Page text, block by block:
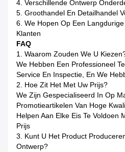
4. Verschillende Ontwerp
5. Groothandel En Detailhandel
6. We Hopen Op Een
Klanten
FAQ
1. Waarom Zouden We U
We Hebben Een Professioneel
Service En Inspectie, En We
2. Hoe Zit Het Met Uw Prijs?
We Zijn Gespecialiseerd In Op
Promotieartikelen Van Hoge
Helpen Aan Elke Eis Te Voldoen
Prijs
3. Kunt U Het Product
Ontwerp?